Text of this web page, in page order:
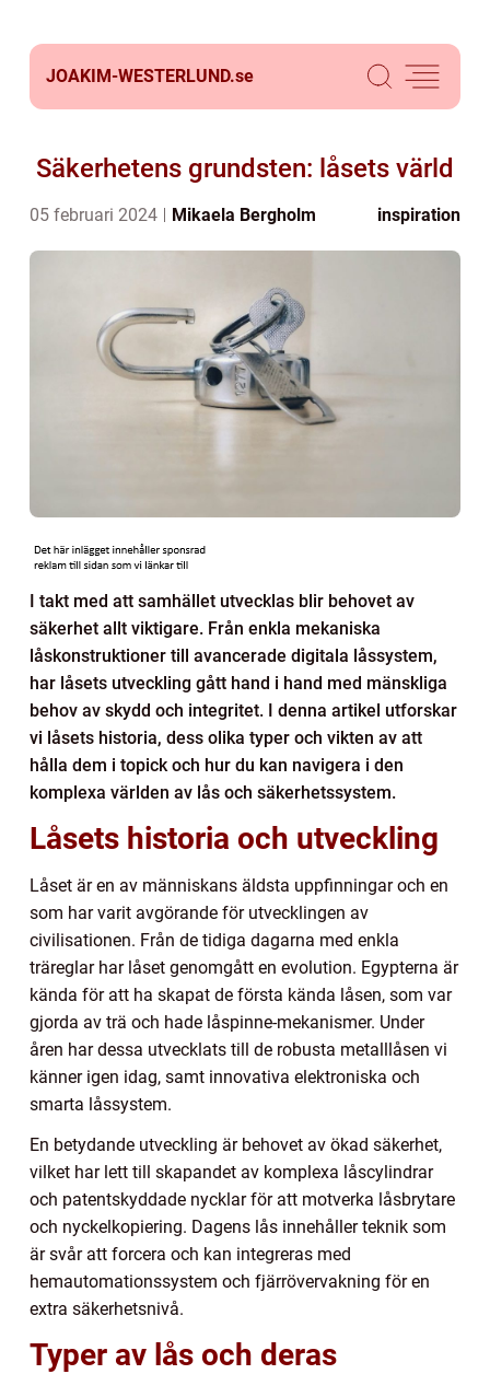
JOAKIM-WESTERLUND.se
Säkerhetens grundsten: låsets värld
05 februari 2024 Mikaela Bergholm inspiration
I takt med att samhället utvecklas blir behovet av
säkerhet allt viktigare. Från enkla mekaniska
låskonstruktioner till avancerade digitala låssystem,
har låsets utveckling gått hand i hand med mänskliga
behov av skydd och integritet. I denna artikel utforskar
vi låsets historia, dess olika typer och vikten av att
hålla dem i topick och hur du kan navigera i den
komplexa världen av lås och säkerhetssystem.
Låsets historia och utveckling
Låset är en av människans äldsta uppfinningar och en
som har varit avgörande för utvecklingen av
civilisationen. Från de tidiga dagarna med enkla
träreglar har låset genomgått en evolution. Egypterna är
kända för att ha skapat de första kända låsen, som var
gjorda av trä och hade låspinne-mekanismer. Under
åren har dessa utvecklats till de robusta metalllåsen vi
känner igen idag, samt innovativa elektroniska och
smarta låssystem.
En betydande utveckling är behovet av ökad säkerhet,
vilket har lett till skapandet av komplexa låscylindrar
och patentskyddade nycklar för att motverka låsbrytare
och nyckelkopiering. Dagens lås innehåller teknik som
är svår att forcera och kan integreras med
hemautomationssystem och fjärrövervakning för en
extra säkerhetsnivå.
Typer av lås och deras